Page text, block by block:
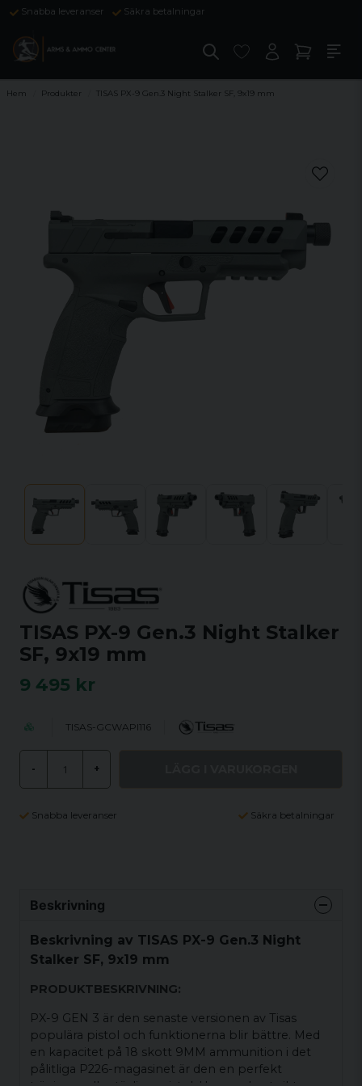
Snabba leveranser Säkra betalningar
Hem Produkter TISAS PX-9 Gen.3 Night Stalker SF, 9x19 mm
TISAS PX-9 Gen.3 Night Stalker
SF, 9x19 mm
9 495 kr
TISAS-GCWAPI116
- +
Snabba leveranser Säkra betalningar
Beskrivning
Beskrivning av TISAS PX-9 Gen.3 Night
Stalker SF, 9x19 mm
PRODUKTBESKRIVNING:
PX-9 GEN 3 är den senaste versionen av Tisas
populära pistol och funktionerna blir bättre. Med
en kapacitet på 18 skott 9MM ammunition i det
pålitliga P226-magasinet är den en perfekt